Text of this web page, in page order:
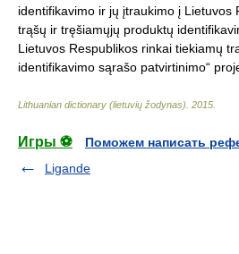
identifikavimo ir jų įtraukimo į Lietuvos
trąšų ir tręšiamųjų produktų
Lietuvos Respublikos rinkai tiekiamų
identifikavimo sąrašo patvirtinimo“
Lithuanian dictionary (lietuvių žodynas) 2015
Игры ⚽
Поможем написать
Ligande